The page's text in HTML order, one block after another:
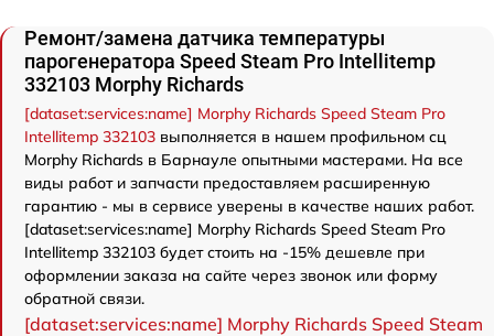
Ремонт/замена датчика температуры
парогенератора Speed Steam Pro Intellitemp
332103 Morphy Richards
[dataset:services:name] Morphy Richards Speed Steam Pro
Intellitemp 332103 выполняется в нашем профильном сц
Morphy Richards в Барнауле опытными мастерами. На все
виды работ и запчасти предоставляем расширенную
гарантию - мы в сервисе уверены в качестве наших работ.
[dataset:services:name] Morphy Richards Speed Steam Pro
Intellitemp 332103 будет стоить на -15% дешевле при
оформлении заказа на сайте через звонок или форму
обратной связи.
[dataset:services:name] Morphy Richards Speed Steam